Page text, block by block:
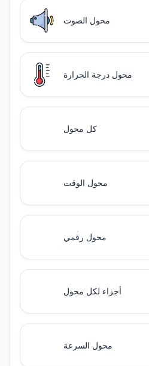
محول الصوت
محول درجة الحرارة
كل محول
محول الوقت
محول رقمي
أجزاء لكل محول
محول السرعة